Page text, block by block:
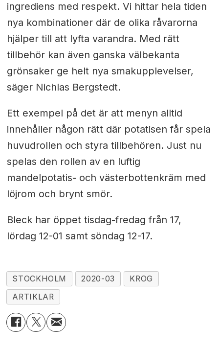
ingrediens med respekt. Vi hittar hela tiden
nya kombinationer där de olika råvarorna
hjälper till att lyfta varandra. Med rätt
tillbehör kan även ganska välbekanta
grönsaker ge helt nya smakupplevelser,
säger Nichlas Bergstedt.
Ett exempel på det är att menyn alltid
innehåller någon rätt där potatisen får spela
huvudrollen och styra tillbehören. Just nu
spelas den rollen av en luftig
mandelpotatis- och västerbottenkräm med
löjrom och brynt smör.
Bleck har öppet tisdag-fredag från 17,
lördag 12-01 samt söndag 12-17.
STOCKHOLM 2020-03
KROG
ARTIKLAR